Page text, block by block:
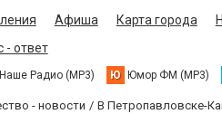
Афиша Карта города
- ответ
Наше Радио (MP3) Ю Юмор ФМ (MP3)
- новости В Петропавловске-